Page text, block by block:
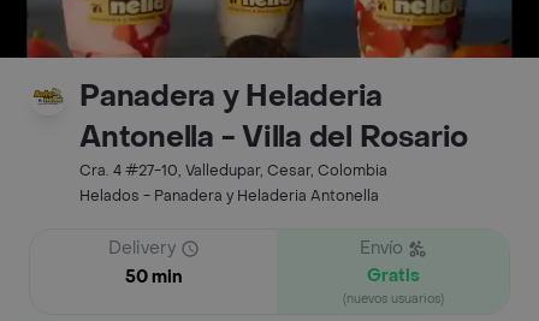
Panadera y Heladeria
Antonella - Villa del Rosario
Cra. 4 #27-10, Valledupar, Cesar, Colombia
Helados - Panadera y Heladeria Antonella
Delivery
50 min
Envío
Gratis
(nuevos usuarios)